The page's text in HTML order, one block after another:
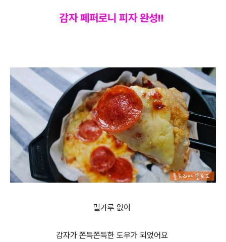
감자 페퍼로니 피자 완성!!
밀가루 없이
감자가 쫀득쫀득한 도우가 되었어요